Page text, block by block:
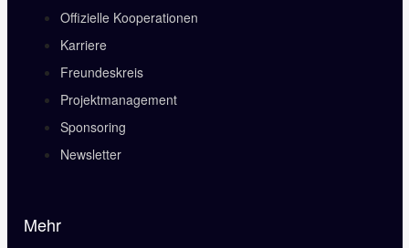
Offizielle Kooperationen
Karriere
Freundeskreis
Projektmanagement
Sponsoring
Newsletter
Mehr